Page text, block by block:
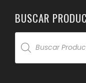
BUSCAR
search